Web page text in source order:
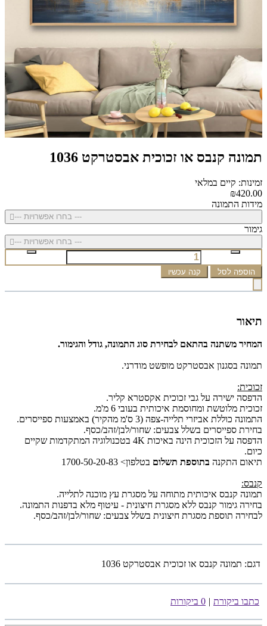
תמונה קנבס או זכוכית אבסטרקט 1036
זמינות: קיים במלאי
₪420.00
מידות התמונה
--- בחרו אפשרויות ---
גימור
--- בחרו אפשרויות ---
הוספה לסל קנה עכשיו
תיאור
המחיר משתנה בהתאם לבחירת סוג התמונה, גודל והגימור.
תמונה בסגנון אבסטרקט מופשט מודרני.
זכוכית:
הדפסה ישירה על גבי זכוכית אקסטרא קליר.
זכוכית מלוטשת ומחוסמת איכותית בעובי 6 מ'מ.
התמונה כוללת אביזרי תלייה-צפה (3 ס'מ מהקיר) באמצעות ספייסרים.
בחירת ספייסרים בשלל צבעים: שחור/לבן/זהב/כסף.
הדפסה על הזכוכית הינה באיכות 4K בטכנולוגיה המתקדמות שקיים
כיום.
תיאום התקנה בתוספת תשלום בטלפון> 1700-50-20-83
קנבס:
תמונה קנבס איכותית מתוחה על מסגרת עץ מוכנה לתלייה.
בחירה גימור קנבס ללא מסגרת חיצונית - עיטוף מלא בדפנות התמונה.
לבחירה תוספת מסגרת חיצונית בשלל צבעים: שחור/לבן/זהב/כסף.
דגם: תמונה קנבס או זכוכית אבסטרקט 1036
כתבו ביקורת | 0 ביקורות